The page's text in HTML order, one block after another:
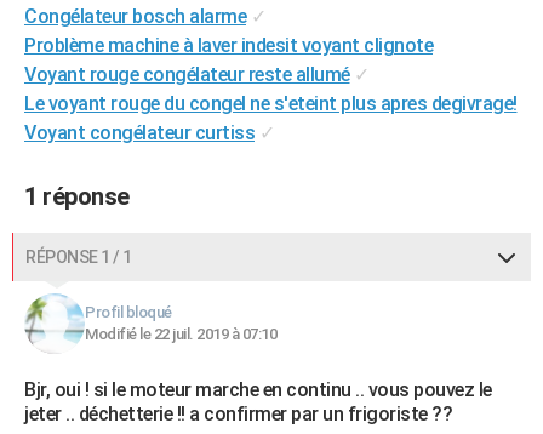
Carte de Noël
Carte Bonne année
Carte Saint-Valentin
Carte Pâques
Carte d'anniversaire
DICTIONNAIRE
Dictionnaire
Biographies
Citations
Expressions
Proverbes
PROGRAMME TV
COPAINS D'AVANT
Congélateur bosch alarme ✓
Problème machine à laver indesit voyant clignote
Voyant rouge congélateur reste allumé ✓
Le voyant rouge du congel ne s'eteint plus apres degivrage!
Voyant congélateur curtiss ✓
1 réponse
RÉPONSE 1 / 1
Profil bloqué
Modifié le 22 juil. 2019 à 07:10
Bjr, oui ! si le moteur marche en continu .. vous pouvez le
jeter .. déchetterie !! a confirmer par un frigoriste ??